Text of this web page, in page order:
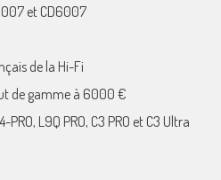
et CD6007
de la Hi-Fi
de gamme à 6000 €
L9Q PRO, C3 PRO et C3 Ultra